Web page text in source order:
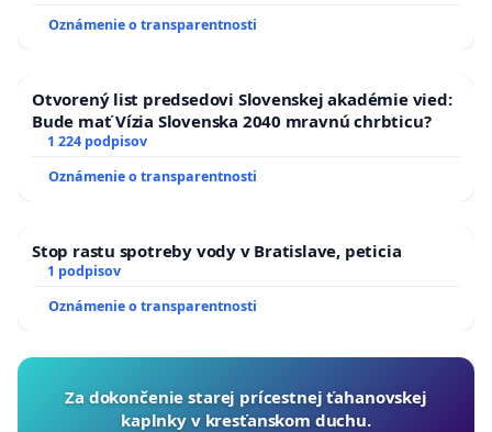
Oznámenie o transparentnosti
Otvorený list predsedovi Slovenskej akadémie vied:
Bude mať Vízia Slovenska 2040 mravnú chrbticu?
1 224 podpisov
Oznámenie o transparentnosti
Stop rastu spotreby vody v Bratislave, peticia
1 podpisov
Oznámenie o transparentnosti
Za dokončenie starej prícestnej ťahanovskej
kaplnky v kresťanskom duchu.